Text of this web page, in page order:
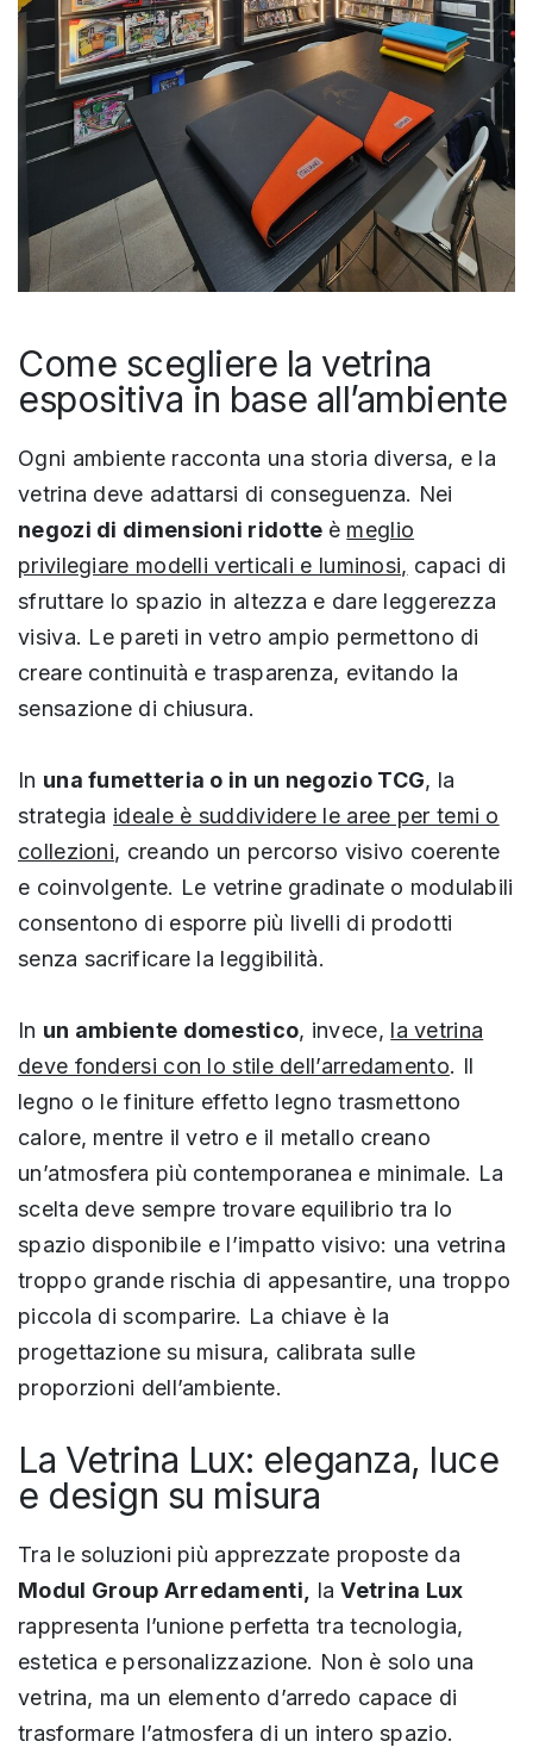
Come scegliere la vetrina
espositiva in base all’ambiente
Ogni ambiente racconta una storia diversa, e la
vetrina deve adattarsi di conseguenza. Nei
negozi di dimensioni ridotte è meglio
privilegiare modelli verticali e luminosi, capaci di
sfruttare lo spazio in altezza e dare leggerezza
visiva. Le pareti in vetro ampio permettono di
creare continuità e trasparenza, evitando la
sensazione di chiusura.
In una fumetteria o in un negozio TCG, la
strategia ideale è suddividere le aree per temi o
collezioni, creando un percorso visivo coerente
e coinvolgente. Le vetrine gradinate o modulabili
consentono di esporre più livelli di prodotti
senza sacrificare la leggibilità.
In un ambiente domestico, invece, la vetrina
deve fondersi con lo stile dell’arredamento. Il
legno o le finiture effetto legno trasmettono
calore, mentre il vetro e il metallo creano
un’atmosfera più contemporanea e minimale. La
scelta deve sempre trovare equilibrio tra lo
spazio disponibile e l’impatto visivo: una vetrina
troppo grande rischia di appesantire, una troppo
piccola di scomparire. La chiave è la
progettazione su misura, calibrata sulle
proporzioni dell’ambiente.
La Vetrina Lux: eleganza, luce
e design su misura
Tra le soluzioni più apprezzate proposte da
Modul Group Arredamenti,
laVetrina Lux
rappresenta l’unione perfetta tra tecnologia,
estetica e personalizzazione. Non è solo una
vetrina, ma un elemento d’arredo capace di
trasformare l’atmosfera di un intero spazio.